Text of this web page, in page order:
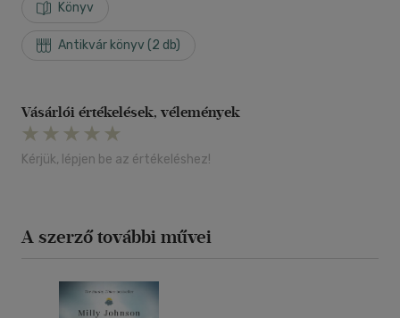
Könyv
Antikvár könyv (2 db)
Vásárlói értékelések, vélemények
Kérjük, lépjen be az értékeléshez!
A szerző további művei